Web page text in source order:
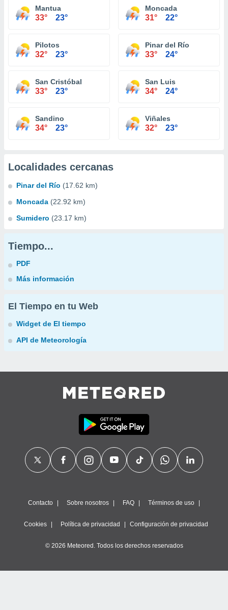
Mantua
33° 23°
Moncada
31° 22°
Pilotos
32° 23°
Pinar del Río
33° 24°
San Cristóbal
33° 23°
San Luis
34° 24°
Sandino
34° 23°
Viñales
32° 23°
Localidades cercanas
Pinar del Río (17.62 km)
Moncada (22.92 km)
Sumidero (23.17 km)
Tiempo...
PDF
Más información
El Tiempo en tu Web
Widget de El tiempo
API de Meteorología
Contacto Sobre nosotros FAQ Términos de uso
Cookies Política de privacidad Configuración de privacidad
© 2026 Meteored. Todos los derechos reservados